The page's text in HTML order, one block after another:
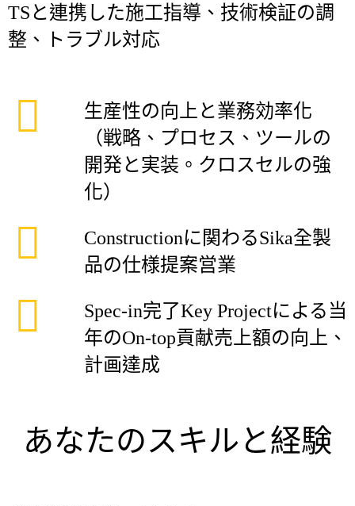
TSと連携した施工指導、技術検証の調
整、トラブル対応
生産性の向上と業務効率化
（戦略、プロセス、ツールの
開発と実装。クロスセルの強
化）
Constructionに関わるSika全製
品の仕様提案営業
Spec-in完了Key Projectによる当
年のOn-top貢献売上額の向上、
計画達成
あなたのスキルと経験